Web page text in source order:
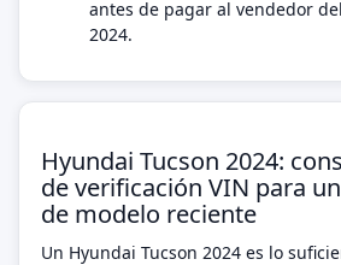
antes de pagar al vendedor
2024.
Hyundai Tucson 2024:
de verificación VIN para
de modelo reciente
Un Hyundai Tucson 2024 es lo